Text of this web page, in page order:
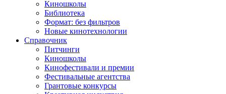
Киношколы
Библиотека
Формат: без фильтров
Новые кинотехнологии
Справочник
Питчинги
Киношколы
Кинофестивали и премии
Фестивальные агентства
Грантовые конкурсы